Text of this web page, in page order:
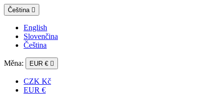
Čeština 
English
Slovenčina
Čeština
Měna: EUR € 
CZK Kč
EUR €